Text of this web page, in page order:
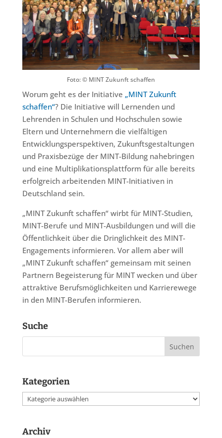
Foto: © MINT Zukunft schaffen
Worum geht es der Initiative „MINT Zukunft
schaffen“? Die Initiative will Lernenden und
Lehrenden in Schulen und Hochschulen sowie
Eltern und Unternehmern die vielfältigen
Entwicklungsperspektiven, Zukunftsgestaltungen
und Praxisbezüge der MINT-Bildung nahebringen
und eine Multiplikationsplattform für alle bereits
erfolgreich arbeitenden MINT-Initiativen in
Deutschland sein.
„MINT Zukunft schaffen“ wirbt für MINT-Studien,
MINT-Berufe und MINT-Ausbildungen und will die
Öffentlichkeit über die Dringlichkeit des MINT-
Engagements informieren. Vor allem aber will
„MINT Zukunft schaffen“ gemeinsam mit seinen
Partnern Begeisterung für MINT wecken und über
attraktive Berufsmöglichkeiten und Karrierewege
in den MINT-Berufen informieren.
Suche
Kategorien
Kategorien
Archiv